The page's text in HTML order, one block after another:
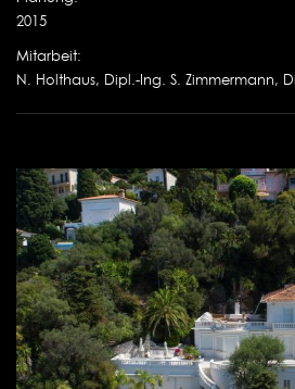
2015
Mitarbeit:
N. Holthaus, Dipl.-Ing. S. Zimmermann,